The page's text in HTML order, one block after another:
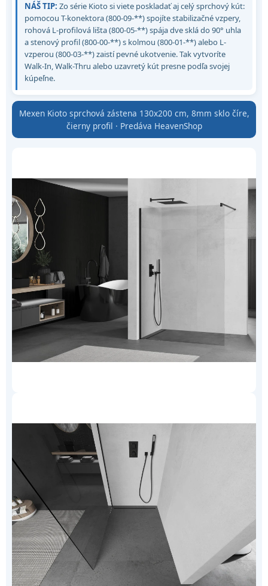
NÁŠ TIP: Zo série Kioto si viete poskladať aj celý sprchový kút:
pomocou T-konektora (800-09-**) spojíte stabilizačné vzpery,
rohová L-profilová lišta (800-05-**) spája dve sklá do 90° uhla
a stenový profil (800-00-**) s kolmou (800-01-**) alebo L-
vzperou (800-03-**) zaistí pevné ukotvenie. Tak vytvoríte
Walk-In, Walk-Thru alebo uzavretý kút presne podľa svojej
kúpeľne.
Mexen Kioto sprchová zástena 130x200 cm, 8mm sklo číre,
čierny profil · Predáva HeavenShop